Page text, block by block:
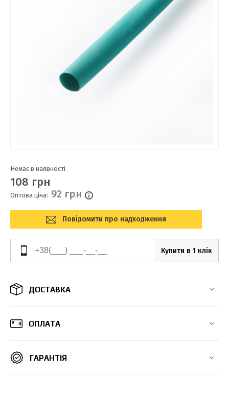
Немає в наявності
108 грн
Оптова ціна: 92 грн
Повідомити про надходження
Купити в 1 клік
ДОСТАВКА
ОПЛАТА
ГАРАНТІЯ